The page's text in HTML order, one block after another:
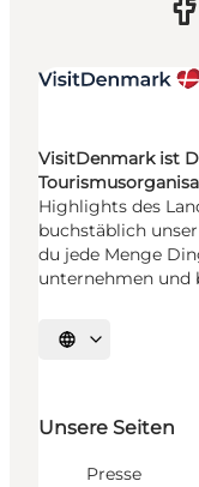
VisitDenmark ist
Highlights des
buchstäblich
du jede Menge
unternehmen und
Sprache auswählen
Unsere Seiten
Presse